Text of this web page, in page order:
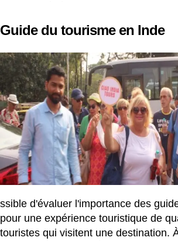
Guide du tourisme en Inde
ssible d'évaluer l'importance des
pour une expérience touristique de
touristes qui visitent une destination.